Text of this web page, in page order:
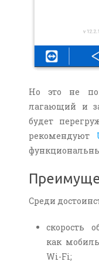
Но это не
лагающий и
будет
рекомендуют
Среди
скорость
как
Wi-Fi;